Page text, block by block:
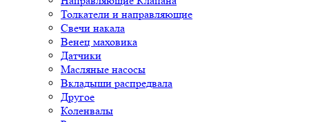
Толкатели и направляющие
Свечи накала
Венец маховика
Датчики
Масляные насосы
Вкладыши распредвала
Другое
Коленвалы